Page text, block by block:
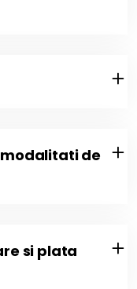
modalitati de
si plata